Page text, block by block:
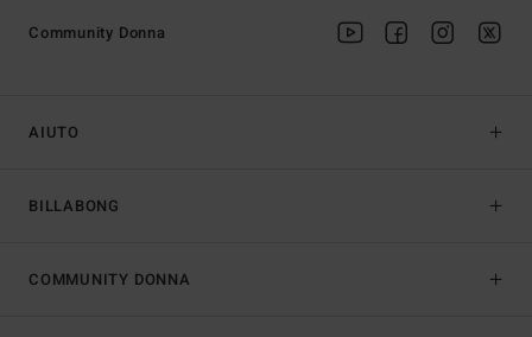
AIUTO
BILLABONG
Community Donna
COMMUNITY DONNA